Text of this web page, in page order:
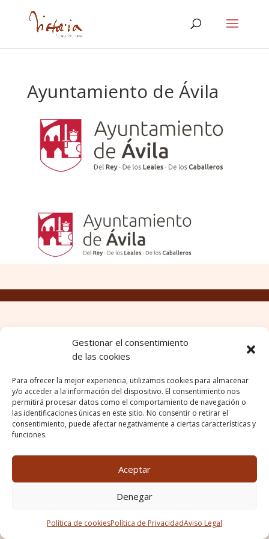
Gestionar el consentimiento
de las cookies
Para ofrecer la mejor experiencia, utilizamos cookies para almacenar
y/o acceder a la información del dispositivo. El consentimiento nos
permitirá procesar datos como el comportamiento de navegación o
las identificaciones únicas en este sitio. No consentir o retirar el
consentimiento, puede afectar negativamente a ciertas características y
funciones.
Aceptar
Denegar
Política de cookiesPolítica de PrivacidadAviso Legal
Ayuntamiento de Ávila